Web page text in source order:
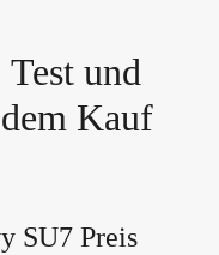
und
Kauf
SU7 Preis